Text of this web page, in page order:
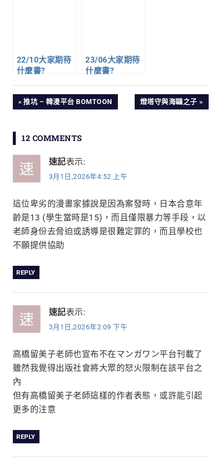
22/10大家期待
什麼書?
23/06大家期待
什麼書?
文
導
覽
PREVIOUS
推坑 – 韓漫平台 BOMTOON
NEXT
燈塔守與海鷗之子
12 COMMENTS
速記表示:
3月1日,2026年4:52 上午
這位卑劣的漫畫家據說是因為案發時，日本合意年
齡是13 (學生當時是15)，而且僅限暴力等手段，以
老師身份去脅迫或誘導是很難定罪的，而且學校也
不願提供協助
REPLY
速記表示:
3月1日,2026年2:09 下午
高橋留美子老師也宣布不在マンガワン平台刊載了
雖然我覺得出版社會將大眾的怒火限制在該平台之
內
但有高橋留美子老師這樣的作者表態，或許能引起
更多的注意
REPLY